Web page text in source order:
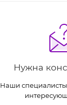
Нужна
Наши специалисты